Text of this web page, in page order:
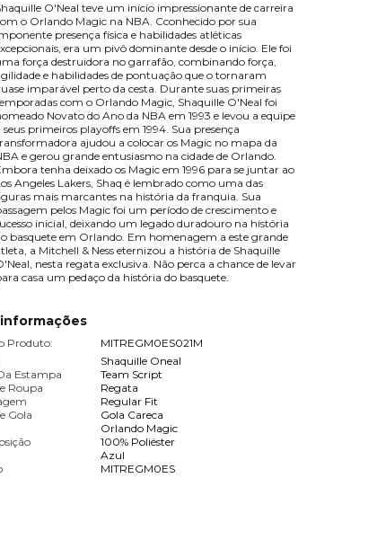
O'Neal teve um início impressionante de carreira
o Orlando Magic na NBA. Cconhecido por sua
presença física e habilidades atléticas
era um pivô dominante desde o início. Ele foi
força destruidora no garrafão, combinando força,
e habilidades de pontuação que o tornaram
imparável perto da cesta. Durante suas primeiras
com o Orlando Magic, Shaquille O'Neal foi
Novato do Ano da NBA em 1993 e levou a equipe
seus primeiros playoffs em 1994. Sua presença
ajudou a colocar os Magic no mapa da
e gerou grande entusiasmo na cidade de Orlando.
tenha deixado os Magic em 1996 para se juntar ao
Angeles Lakers, Shaq é lembrado como uma das
mais marcantes na história da franquia. Sua
pelos Magic foi um período de crescimento e
inicial, deixando um legado duradouro na história
basquete em Orlando. Em homenagem a este grande
a Mitchell & Ness eternizou a história de Shaquille
nesta regata exclusiva. Não perca a chance de levar
casa um pedaço da história do basquete.
informações
Produto:
MITREGM0ES021M
Shaquille Oneal
Estampa
Team Script
Roupa
Regata
Regular Fit
Gola
Gola Careca
Orlando Magic
100% Poliéster
Azul
MITREGM0ES